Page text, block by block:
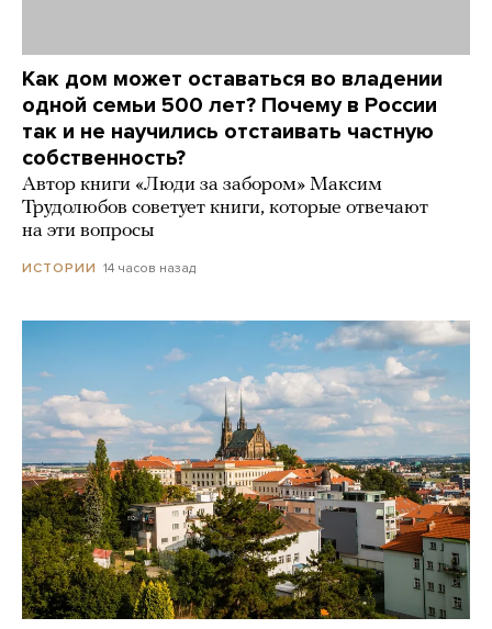
Как дом может оставаться во владении
одной семьи 500 лет? Почему в России
так и не научились отстаивать частную
собственность?
Автор книги «Люди за забором» Максим
Трудолюбов советует книги, которые отвечают
на эти вопросы
ИСТОРИИ 14 часов назад